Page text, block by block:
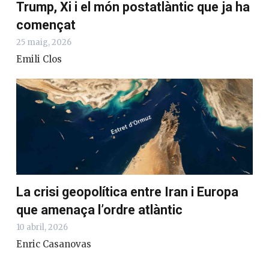
Trump, Xi i el món postatlàntic que ja ha
començat
25 maig, 2026
Emili Clos
La crisi geopolítica entre Iran i Europa
que amenaça l’ordre atlàntic
10 abril, 2026
Enric Casanovas